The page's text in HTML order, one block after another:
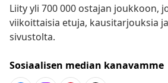
Liity yli 700 000 ostajan joukkoon,
viikoittaisia etuja, kausitarjouksia
sivustolta.
Sosiaalisen median kanavamme